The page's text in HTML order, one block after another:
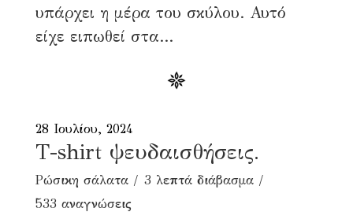
υπάρχει η μέρα του σκύλου. Αυτό
είχε ειπωθεί στα...
28 Ιουλίου, 2024
T-shirt ψευδαισθήσεις.
Ρώσικη σάλατα
3 λεπτά διάβασμα
533 αναγνώσεις